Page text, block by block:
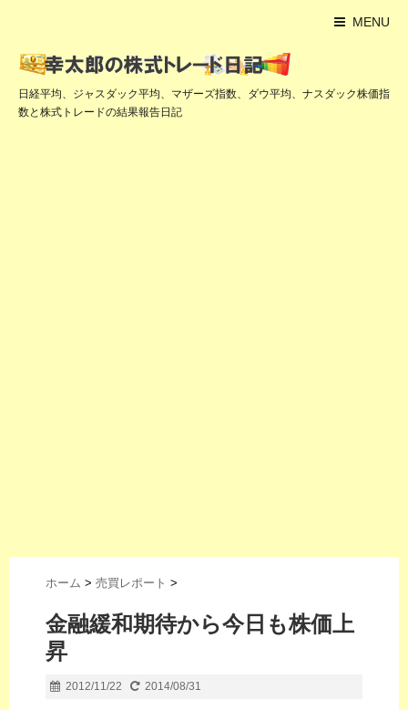
MENU
日経平均、ジャスダック平均、マザーズ指数、ダウ平均、ナスダック株価指
数と株式トレードの結果報告日記
ホーム > 売買レポート >
金融緩和期待から今日も株価上
昇
2012/11/22 2014/08/31